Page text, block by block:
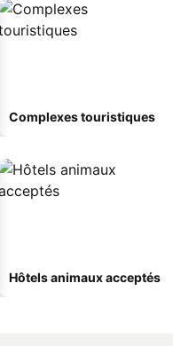
Complexes touristiques
Hôtels animaux acceptés